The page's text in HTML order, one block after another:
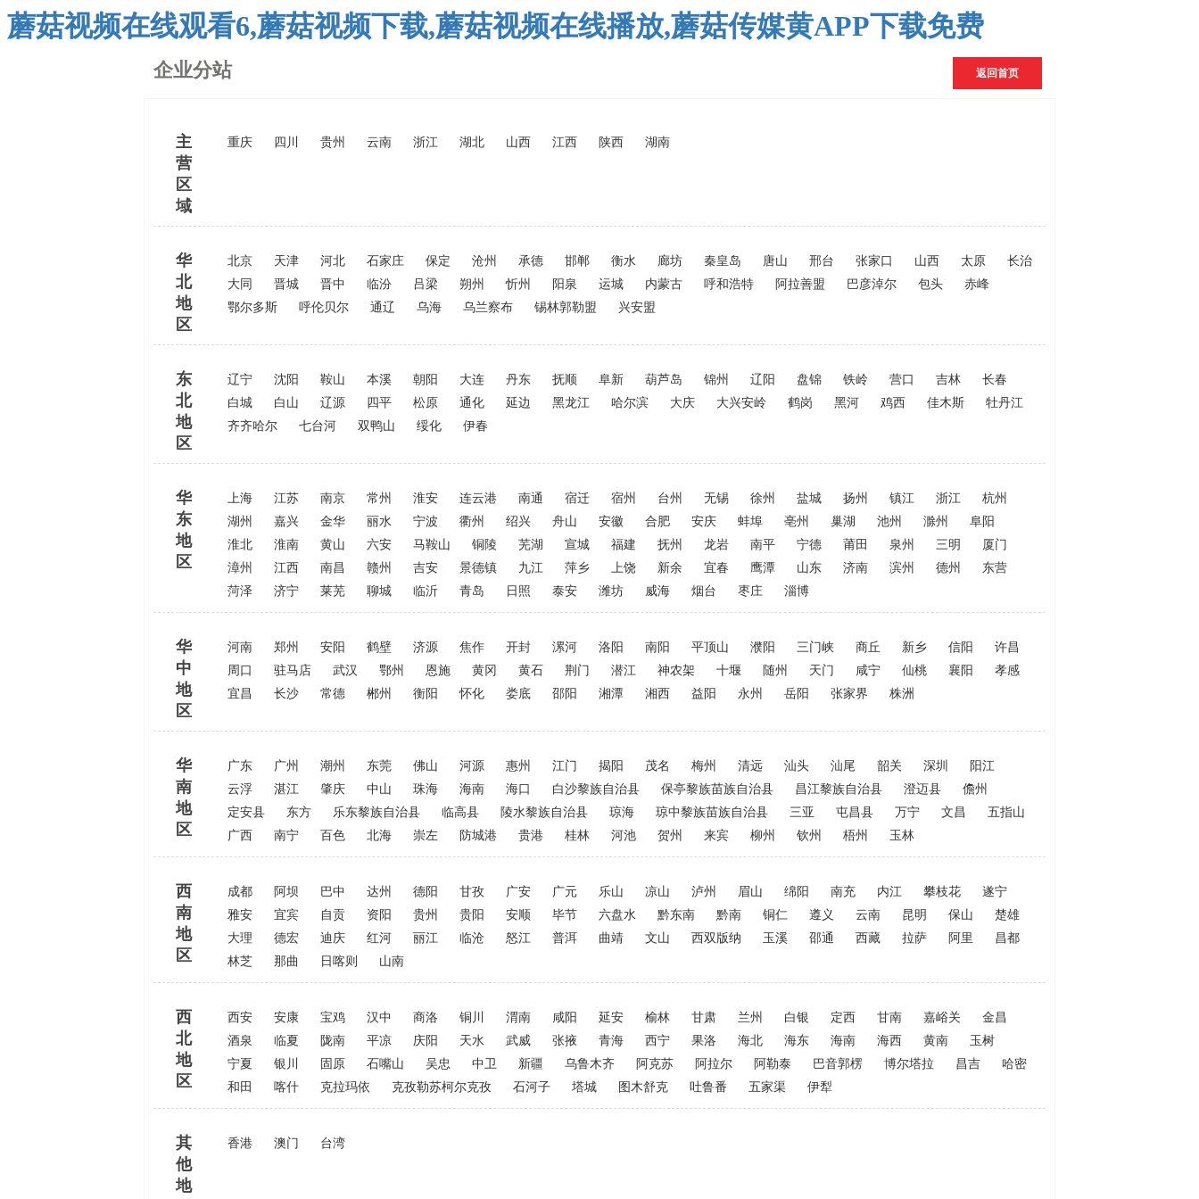
蘑菇视频在线观看6,蘑菇视频下载,蘑菇视频在线播放,蘑菇传媒黄APP下载免费
企业分站 返回首页
主
营
区
域
重庆 四川 贵州 云南 浙江 湖北 山西 江西 陕西 湖南
华
北
地
区
北京 天津 河北 石家庄 保定 沧州 承德 邯郸 衡水 廊坊 秦皇岛 唐山 邢台 张家口 山西 太原
长治
大同
晋城 晋中 临汾 吕梁 朔州 忻州 阳泉 运城 内蒙古 呼和浩特 阿拉善盟 巴彦淖尔 包头
赤峰
鄂尔多斯
呼伦贝尔 通辽 乌海 乌兰察布 锡林郭勒盟 兴安盟
东
北
地
区
辽宁 沈阳 鞍山 本溪 朝阳 大连 丹东 抚顺 阜新 葫芦岛 锦州 辽阳 盘锦 铁岭 营口 吉林
长春
白城
白山 辽源 四平 松原 通化 延边 黑龙江 哈尔滨 大庆 大兴安岭 鹤岗 黑河 鸡西 佳木斯
牡丹江
齐齐哈尔
七台河 双鸭山 绥化 伊春
华
东
地
区
上海 江苏 南京 常州 淮安 连云港 南通 宿迁 宿州 台州 无锡 徐州 盐城 扬州 镇江 浙江
杭州
湖州
嘉兴 金华 丽水 宁波 衢州 绍兴 舟山 安徽 合肥 安庆 蚌埠 亳州 巢湖 池州 滁州
阜阳
淮北
淮南 黄山 六安 马鞍山 铜陵 芜湖 宣城 福建 抚州 龙岩 南平 宁德 莆田 泉州 三明
厦门
漳州
江西 南昌 赣州 吉安 景德镇 九江 萍乡 上饶 新余 宜春 鹰潭 山东 济南 滨州 德州
东营
菏泽
济宁 莱芜 聊城 临沂 青岛 日照 泰安 潍坊 威海 烟台 枣庄 淄博
华
中
地
区
河南 郑州 安阳 鹤壁 济源 焦作 开封 漯河 洛阳 南阳 平顶山 濮阳 三门峡 商丘 新乡 信阳
许昌
周口
驻马店 武汉 鄂州 恩施 黄冈 黄石 荆门 潜江 神农架 十堰 随州 天门 咸宁 仙桃 襄阳
孝感
宜昌
长沙 常德 郴州 衡阳 怀化 娄底 邵阳 湘潭 湘西 益阳 永州 岳阳 张家界 株洲
华
南
地
区
广东 广州 潮州 东莞 佛山 河源 惠州 江门 揭阳 茂名 梅州 清远 汕头 汕尾 韶关 深圳
阳江
云浮
湛江 肇庆 中山 珠海 海南 海口 白沙黎族自治县 保亭黎族苗族自治县 昌江黎族自治县 澄迈县
儋州
定安县
东方 乐东黎族自治县 临高县 陵水黎族自治县 琼海 琼中黎族苗族自治县 三亚 屯昌县 万宁 文昌
五指山
广西
南宁 百色 北海 崇左 防城港 贵港 桂林 河池 贺州 来宾 柳州 钦州 梧州 玉林
西
南
地
区
成都 阿坝 巴中 达州 德阳 甘孜 广安 广元 乐山 凉山 泸州 眉山 绵阳 南充 内江 攀枝花
遂宁
雅安
宜宾 自贡 资阳 贵州 贵阳 安顺 毕节 六盘水 黔东南 黔南 铜仁 遵义 云南 昆明 保山
楚雄
大理
德宏 迪庆 红河 丽江 临沧 怒江 普洱 曲靖 文山 西双版纳 玉溪 邵通 西藏 拉萨 阿里
昌都
林芝
那曲 日喀则 山南
西
北
地
区
西安 安康 宝鸡 汉中 商洛 铜川 渭南 咸阳 延安 榆林 甘肃 兰州 白银 定西 甘南 嘉峪关
金昌
酒泉
临夏 陇南 平凉 庆阳 天水 武威 张掖 青海 西宁 果洛 海北 海东 海南 海西 黄南
玉树
宁夏
银川 固原 石嘴山 吴忠 中卫 新疆 乌鲁木齐 阿克苏 阿拉尔 阿勒泰 巴音郭楞 博尔塔拉 昌吉
哈密
和田
喀什 克拉玛依 克孜勒苏柯尔克孜 石河子 塔城 图木舒克 吐鲁番 五家渠 伊犁
其
他
地
香港 澳门 台湾